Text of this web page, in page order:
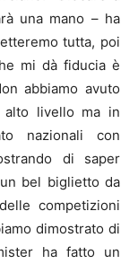
una mano – ha
tutta, poi
mi dà fiducia è
abbiamo avuto
alto livello ma in
nazionali con
di saper
bel biglietto da
competizioni
dimostrato di
ha fatto un